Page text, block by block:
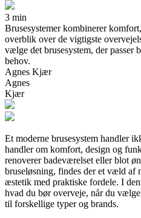
3 min
Brusesystemer kombinerer
overblik over de vigtigste
vælge det brusesystem, der passer
behov.
Agnes Kjær
Agnes
Kjær
Et moderne brusesystem handler
handler om komfort, design og
renoverer badeværelset eller blot
bruseløsning, findes der et væld af
æstetik med praktiske fordele. I
hvad du bør overveje, når du
til forskellige typer og brands.